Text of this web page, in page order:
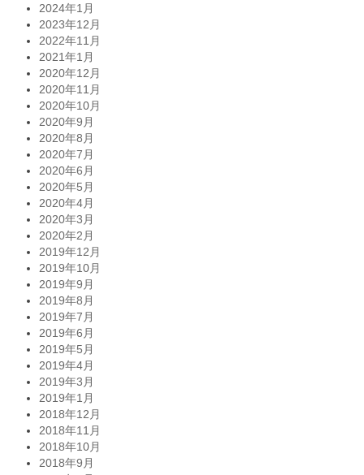
2024年1月
2023年12月
2022年11月
2021年1月
2020年12月
2020年11月
2020年10月
2020年9月
2020年8月
2020年7月
2020年6月
2020年5月
2020年4月
2020年3月
2020年2月
2019年12月
2019年10月
2019年9月
2019年8月
2019年7月
2019年6月
2019年5月
2019年4月
2019年3月
2019年1月
2018年12月
2018年11月
2018年10月
2018年9月